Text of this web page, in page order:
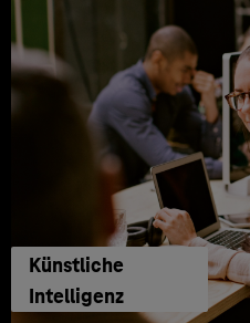
Künstliche
Intelligenz